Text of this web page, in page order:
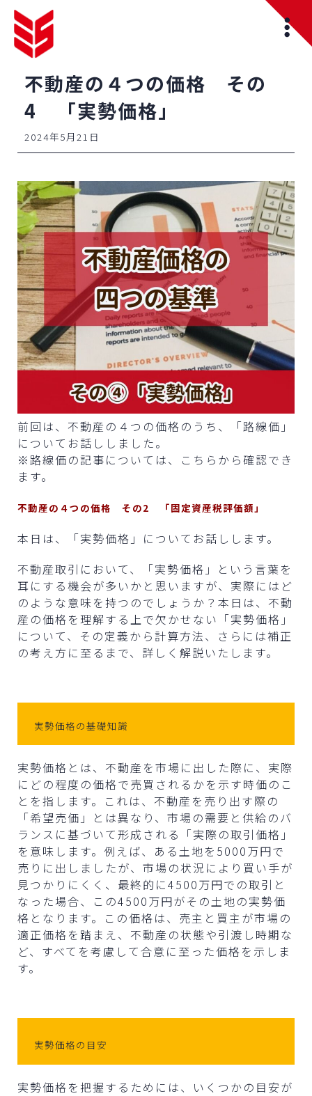
不動産の４つの価格 その
4 「実勢価格」
2024年5月21日
前回は、不動産の４つの価格のうち、「路線価」
についてお話ししました。
※路線価の記事については、こちらから確認でき
ます。
不動産の４つの価格 その2 「固定資産税評価額」
本日は、「実勢価格」についてお話しします。
不動産取引において、「実勢価格」という言葉を
耳にする機会が多いかと思いますが、実際にはど
のような意味を持つのでしょうか？本日は、不動
産の価格を理解する上で欠かせない「実勢価格」
について、その定義から計算方法、さらには補正
の考え方に至るまで、詳しく解説いたします。
実勢価格の基礎知識
実勢価格とは、不動産を市場に出した際に、実際
にどの程度の価格で売買されるかを示す時価のこ
とを指します。これは、不動産を売り出す際の
「希望売価」とは異なり、市場の需要と供給のバ
ランスに基づいて形成される「実際の取引価格」
を意味します。例えば、ある土地を5000万円で
売りに出しましたが、市場の状況により買い手が
見つかりにくく、最終的に4500万円での取引と
なった場合、この4500万円がその土地の実勢価
格となります。この価格は、売主と買主が市場の
適正価格を踏まえ、不動産の状態や引渡し時期な
ど、すべてを考慮して合意に至った価格を示しま
す。
実勢価格の目安
実勢価格を把握するためには、いくつかの目安が